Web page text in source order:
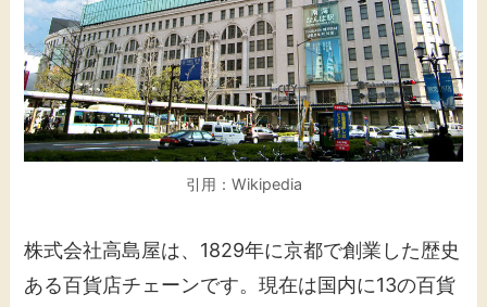
引用：Wikipedia
株式会社高島屋は、1829年に京都で創業した歴史
ある百貨店チェーンです。現在は国内に13の百貨